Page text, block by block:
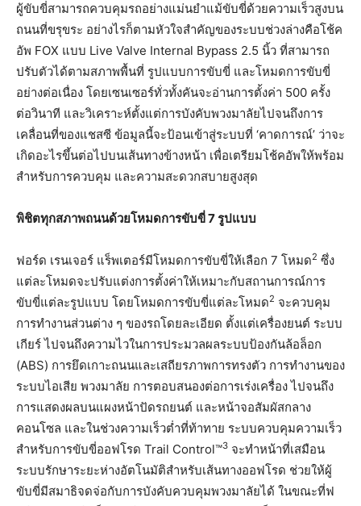
ผู้ขับขี่สามารถควบคุมรถอย่างแม่นยำแม้ขับขี่ด้วยความเร็วสูงบน
ถนนที่ขรุขระ อย่างไรก็ตามหัวใจสำคัญของระบบช่วงล่างคือโช้ค
อัพ FOX แบบ Live Valve Internal Bypass 2.5 นิ้ว ที่สามารถ
ปรับตัวได้ตามสภาพพื้นที่ รูปแบบการขับขี่ และโหมดการขับขี่
อย่างต่อเนื่อง โดยเซนเซอร์ทั่วทั้งคันจะอ่านการตั้งค่า 500 ครั้ง
ต่อวินาที และวิเคราะห์ตั้งแต่การบังคับพวงมาลัยไปจนถึงการ
เคลื่อนที่ของแชสซี ข้อมูลนี้จะป้อนเข้าสู่ระบบที่ ‘คาดการณ์’ ว่าจะ
เกิดอะไรขึ้นต่อไปบนเส้นทางข้างหน้า เพื่อเตรียมโช้คอัพให้พร้อม
สำหรับการควบคุม และความสะดวกสบายสูงสุด
พิชิตทุกสภาพถนนด้วยโหมดการขับขี่7รูปแบบ
ฟอร์ด เรนเจอร์ แร็พเตอร์มีโหมดการขับขี่ให้เลือก 7 โหมด2 ซึ่ง
แต่ละโหมดจะปรับแต่งการตั้งค่าให้เหมาะกับสถานการณ์การ
ขับขี่แต่ละรูปแบบ โดยโหมดการขับขี่แต่ละโหมด2 จะควบคุม
การทำงานส่วนต่าง ๆ ของรถโดยละเอียด ตั้งแต่เครื่องยนต์ ระบบ
เกียร์ ไปจนถึงความไวในการประมวลผลระบบป้องกันล้อล็อก
(ABS) การยึดเกาะถนนและเสถียรภาพการทรงตัว การทำงานของ
ระบบไอเสีย พวงมาลัย การตอบสนองต่อการเร่งเครื่อง ไปจนถึง
การแสดงผลบนแผงหน้าปัดรถยนต์ และหน้าจอสัมผัสกลาง
คอนโซล และในช่วงความเร็วต่ำที่ท้าทาย ระบบควบคุมความเร็ว
สำหรับการขับขี่ออฟโรด Trail Control™3 จะทำหน้าที่เสมือน
ระบบรักษาระยะห่างอัตโนมัติสำหรับเส้นทางออฟโรด ช่วยให้ผู้
ขับขี่มีสมาธิจดจ่อกับการบังคับควบคุมพวงมาลัยได้ ในขณะที่ฟ